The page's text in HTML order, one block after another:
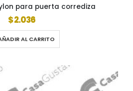
para puerta corrediza
$2.036
AL CARRITO